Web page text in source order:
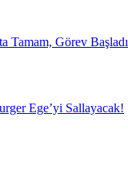
Tamam, Görev Başladı
Ege’yi Sallayacak!